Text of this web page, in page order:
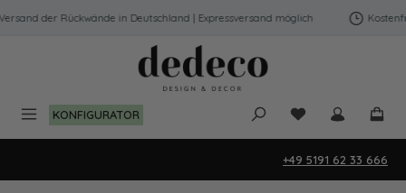
Zum Hauptinhalt springen
der Rückwände in Deutschland | Expressversand möglich
KONFIGURATOR Du hast 0
+49 5191 62 33 666